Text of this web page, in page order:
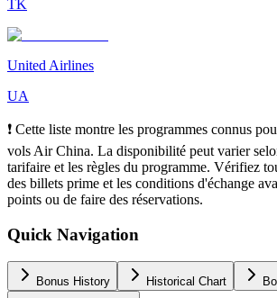
TK
United Airlines
UA
❗ Cette liste montre les programmes connus
vols Air China. La disponibilité peut varier
tarifaire et les règles du programme. Vérifiez
des billets prime et les conditions d'échange
points ou de faire des réservations.
Quick Navigation
Bonus History Historical Chart